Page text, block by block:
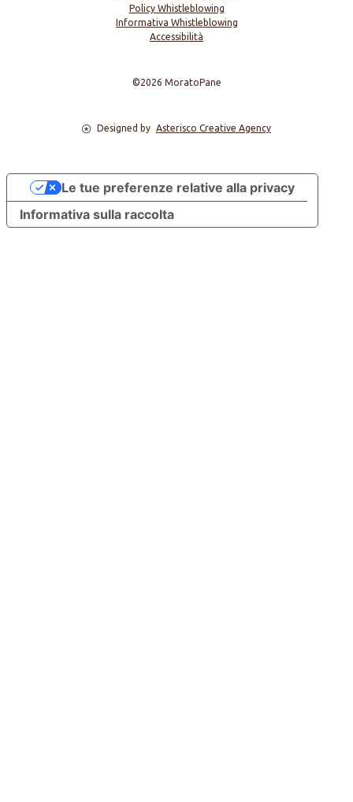
Policy Whistleblowing
Informativa Whistleblowing
Accessibilità
©2026 MoratoPane
Designed by Asterisco Creative Agency
Informativa sulla raccolta
Le tue preferenze relative alla privacy